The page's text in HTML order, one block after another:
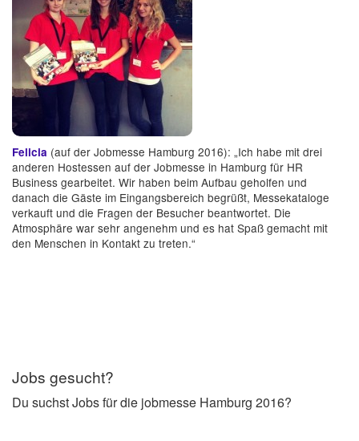
Felicia (auf der Jobmesse Hamburg 2016): „Ich habe mit drei
anderen Hostessen auf der Jobmesse in Hamburg für HR
Business gearbeitet. Wir haben beim Aufbau geholfen und
danach die Gäste im Eingangsbereich begrüßt, Messekataloge
verkauft und die Fragen der Besucher beantwortet. Die
Atmosphäre war sehr angenehm und es hat Spaß gemacht mit
den Menschen in Kontakt zu treten.“
Jobs gesucht?
Du suchst Jobs für die jobmesse Hamburg 2016?